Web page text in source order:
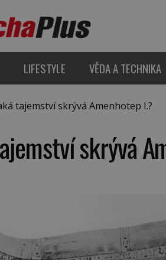
LIFESTYLE VĚDA A TECHNIKA
tajemství skrývá Amenhotep I.?
skrývá